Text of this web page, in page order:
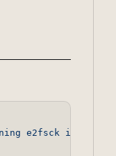
e2fsck is